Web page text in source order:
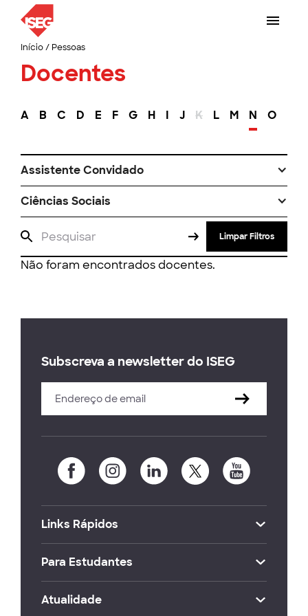
Início/ Pessoas
Docentes
A B C D E F G H I J K L M N O
Assistente Convidado
Ciências Sociais
Limpar Filtros
Não foram encontrados docentes.
Subscreva a newsletter do ISEG
Links Rápidos
Para Estudantes
Atualidade